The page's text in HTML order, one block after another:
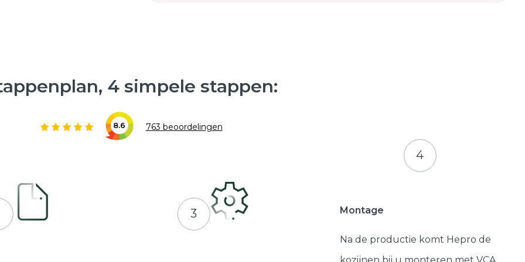
4 simpele stappen:
8.6 763 beoordelingen
3
4
Montage
Na de productie komt Hepro de
kozijnen bij u monteren met VCA